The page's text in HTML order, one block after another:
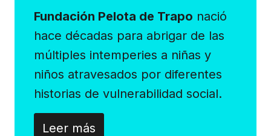
Fundación Pelota de Trapo nació
hace décadas para abrigar de las
múltiples intemperies a niñas y
niños atravesados por diferentes
historias de vulnerabilidad social.
Leer más